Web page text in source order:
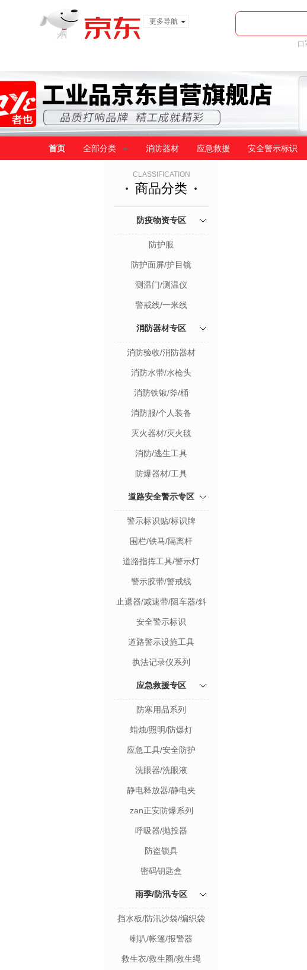
更多导航
口
首页 全部分类 消防器材 应急救援 安全警示标识
CLASSIFICATION
商品分类
防疫物资专区
防护服
防护面屏/护目镜
测温门/测温仪
警戒线/一米线
消防器材专区
消防验收/消防器材
消防水带/水枪头
消防铁锹/斧/桶
消防服/个人装备
灭火器材/灭火毯
消防/逃生工具
防爆器材/工具
道路安全警示专区
警示标识贴/标识牌
围栏/铁马/隔离杆
道路指挥工具/警示灯
警示胶带/警戒线
止退器/减速带/阻车器/斜
安全警示标识
道路警示设施工具
执法记录仪系列
应急救援专区
防寒用品系列
蜡烛/照明/防爆灯
应急工具/安全防护
洗眼器/洗眼液
静电释放器/静电夹
zan正安防爆系列
呼吸器/抛投器
防盗锁具
密码钥匙盒
雨季/防汛专区
挡水板/防汛沙袋/编织袋
喇叭/帐篷/报警器
救生衣/救生圈/救生绳